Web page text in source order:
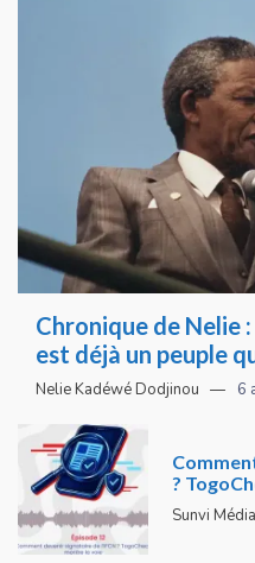
Chronique de Nelie
est déjà un peuple
Nelie Kadéwé Dodjinou 6
?
Sunvi Média